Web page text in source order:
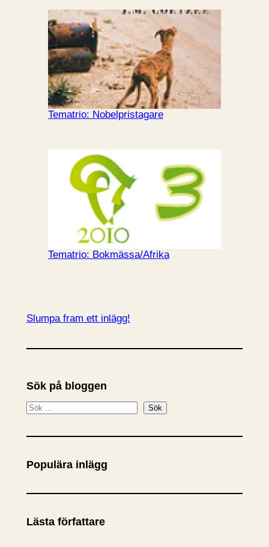
Tematrio: Nobelpristagare
Tematrio: Bokmässa/Afrika
Slumpa fram ett inlägg!
Sök på bloggen
S
k
Sök
Populära inlägg
Lästa författare